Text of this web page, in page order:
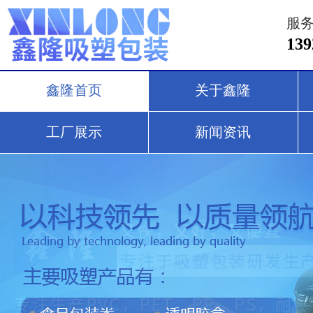
服
鑫隆首页 关于鑫隆
工厂展示 新闻资讯